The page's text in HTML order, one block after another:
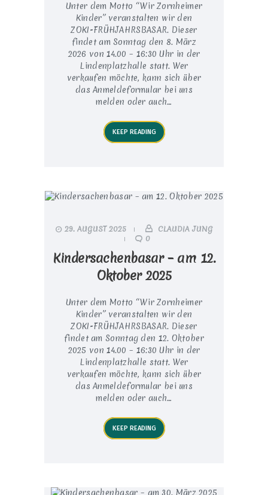
Unter dem Motto “Wir Zornheimer
Kinder” veranstalten wir den
ZOKI-FRÜHJAHRSBASAR. Dieser
findet am Sonntag den 8. März
2026 von 14.00 – 16:30 Uhr in der
Lindenplatzhalle statt. Wer
verkaufen möchte, kann sich über
das Anmeldeformular bei uns
melden oder auch…
KEEP READING
29. AUGUST 2025
CLAUDIA JUNG
0
Kindersachenbasar – am 12.
Oktober 2025
Unter dem Motto “Wir Zornheimer
Kinder” veranstalten wir den
ZOKI-FRÜHJAHRSBASAR. Dieser
findet am Sonntag den 12. Oktober
2025 von 14.00 – 16:30 Uhr in der
Lindenplatzhalle statt. Wer
verkaufen möchte, kann sich über
das Anmeldeformular bei uns
melden oder auch…
KEEP READING